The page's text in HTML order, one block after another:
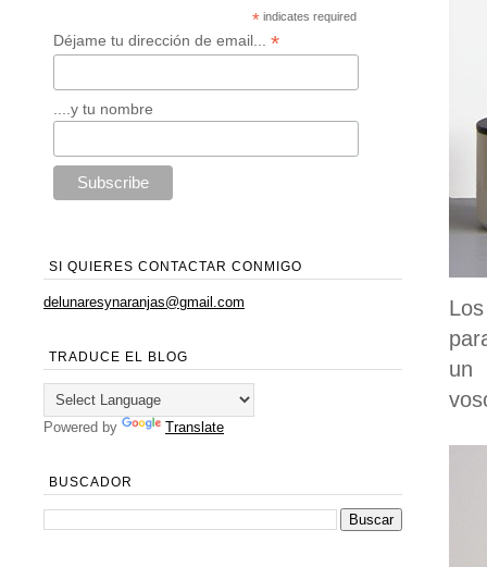
un
* indicates required
Déjame tu dirección de email... *
....y tu nombre
SI QUIERES CONTACTAR CONMIGO
delunaresynaranjas@gmail.com
TRADUCE EL BLOG
Powered by Translate
BUSCADOR